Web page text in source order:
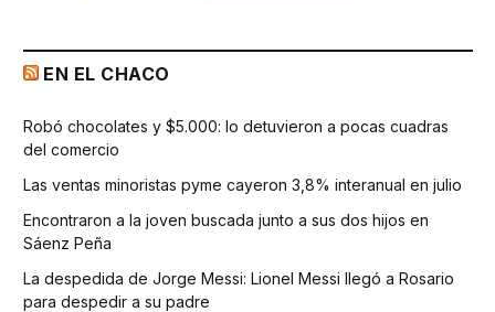
EN EL CHACO
Robó chocolates y $5.000: lo detuvieron a pocas cuadras
del comercio
Las ventas minoristas pyme cayeron 3,8% interanual en julio
Encontraron a la joven buscada junto a sus dos hijos en
Sáenz Peña
La despedida de Jorge Messi: Lionel Messi llegó a Rosario
para despedir a su padre